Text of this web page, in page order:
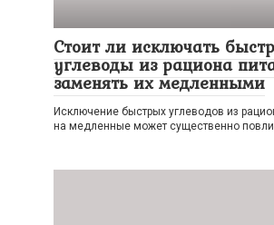
Стоит ли исключать
углеводы из рациона
заменять их медленными
Исключение быстрых углеводов из
на медленные может существенно